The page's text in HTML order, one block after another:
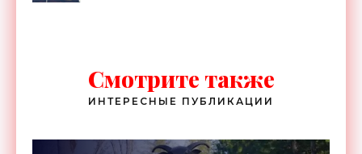
Смотрите также
ИНТЕРЕСНЫЕ ПУБЛИКАЦИИ